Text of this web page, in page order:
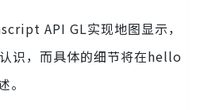
API GL实现地图显示，
识，而具体的细节将在hello